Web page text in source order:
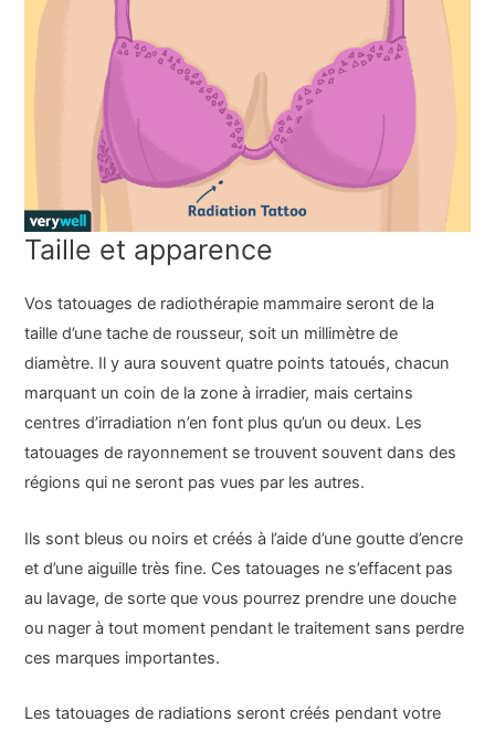
Taille et apparence
Vos tatouages de radiothérapie mammaire seront de la
taille d’une tache de rousseur, soit un millimètre de
diamètre. Il y aura souvent quatre points tatoués, chacun
marquant un coin de la zone à irradier, mais certains
centres d’irradiation n’en font plus qu’un ou deux. Les
tatouages de rayonnement se trouvent souvent dans des
régions qui ne seront pas vues par les autres.
Ils sont bleus ou noirs et créés à l’aide d’une goutte d’encre
et d’une aiguille très fine. Ces tatouages ne s’effacent pas
au lavage, de sorte que vous pourrez prendre une douche
ou nager à tout moment pendant le traitement sans perdre
ces marques importantes.
Les tatouages de radiations seront créés pendant votre